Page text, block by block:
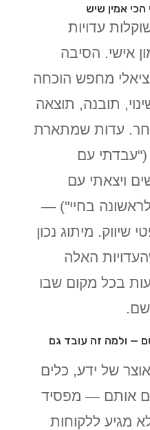
הכי אמין שיש
עדויות
אישי. הסיבה
מחפש הוכחה
תובנה, תוצאה
עדות שמתארת
עם
ויצאתי עם
בחיי") —
מיתוג נכון
האלה
בכל מקום שבו
— ולמה זה עובד גם
של ידע, כלים
אותם — מפסיד
מגיע ללקוחות